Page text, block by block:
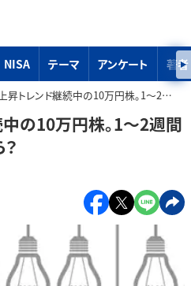
NISA テーマ アンケート 著者
レンド継続中の10万円株。1～2週間の短期投資で選ぶなら？
の10万円株。1～2週間